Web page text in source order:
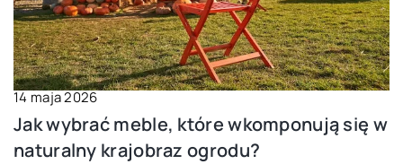
14 maja 2026
Jak wybrać meble, które wkomponują się w
naturalny krajobraz ogrodu?